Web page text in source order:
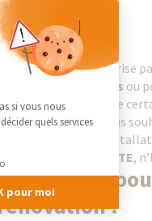
avec une entreprise
l’isolation de façades ou
ancienne , c’est être
réalisé. Si vous
, à
de
ITE,
moi
!
:
si vous nous
quels services
pour moi